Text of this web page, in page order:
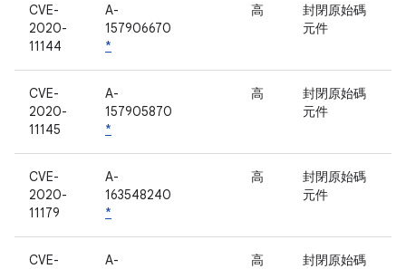
CVE-
2020-
11144
A-
157906670
*
高
封閉原始碼
元件
CVE-
2020-
11145
A-
157905870
*
高
封閉原始碼
元件
CVE-
2020-
11179
A-
163548240
*
高
封閉原始碼
元件
CVE-
A-
高
封閉原始碼